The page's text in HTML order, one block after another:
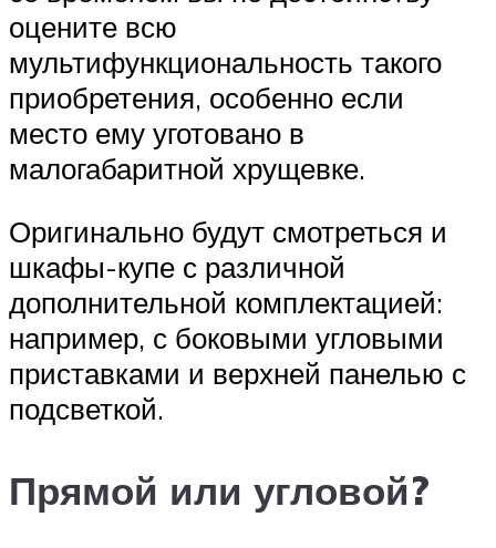
оцените всю
мультифункциональность такого
приобретения, особенно если
место ему уготовано в
малогабаритной хрущевке.
Оригинально будут смотреться и
шкафы-купе с различной
дополнительной комплектацией:
например, с боковыми угловыми
приставками и верхней панелью с
подсветкой.
Прямой или угловой?